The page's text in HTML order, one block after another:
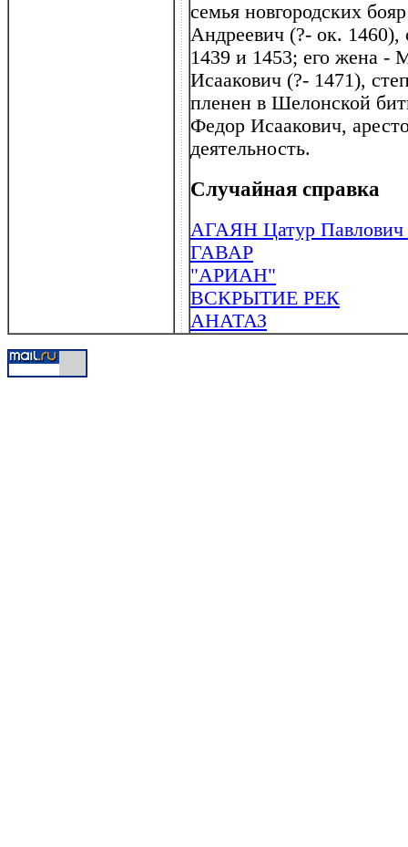
семья новгородских
Андреевич (?- ок.
1439 и 1453; его жена
Исаакович (?- 1471),
пленен в Шелонской
Федор Исаакович,
деятельность.
Случайная справка
АГАЯН Цатур Павлович
ГАВАР
"АРИАН"
ВСКРЫТИЕ РЕК
АНАТАЗ